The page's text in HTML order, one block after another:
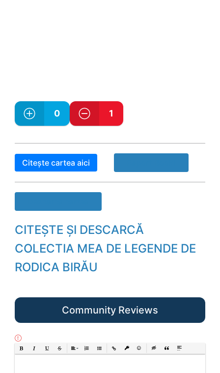
0 1
Citește cartea aici
CITEȘTE ȘI DESCARCĂ
COLECTIA MEA DE LEGENDE DE
RODICA BIRĂU
Community Reviews
Bold Italic UnderlineStrikethrough
AlignOrdered List
Unordered List
Insert LinkInsert protected link
EmoticonsInsert hidden text
Insert Quote
Insert spoiler